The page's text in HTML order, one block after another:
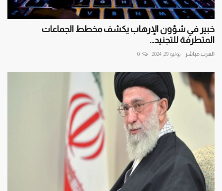
خبير في شؤون الإرهاب يكشف مخطط الجماعات
المتطرفة للتجنيد...
العرب مباشر يوليو 29, 2024 0